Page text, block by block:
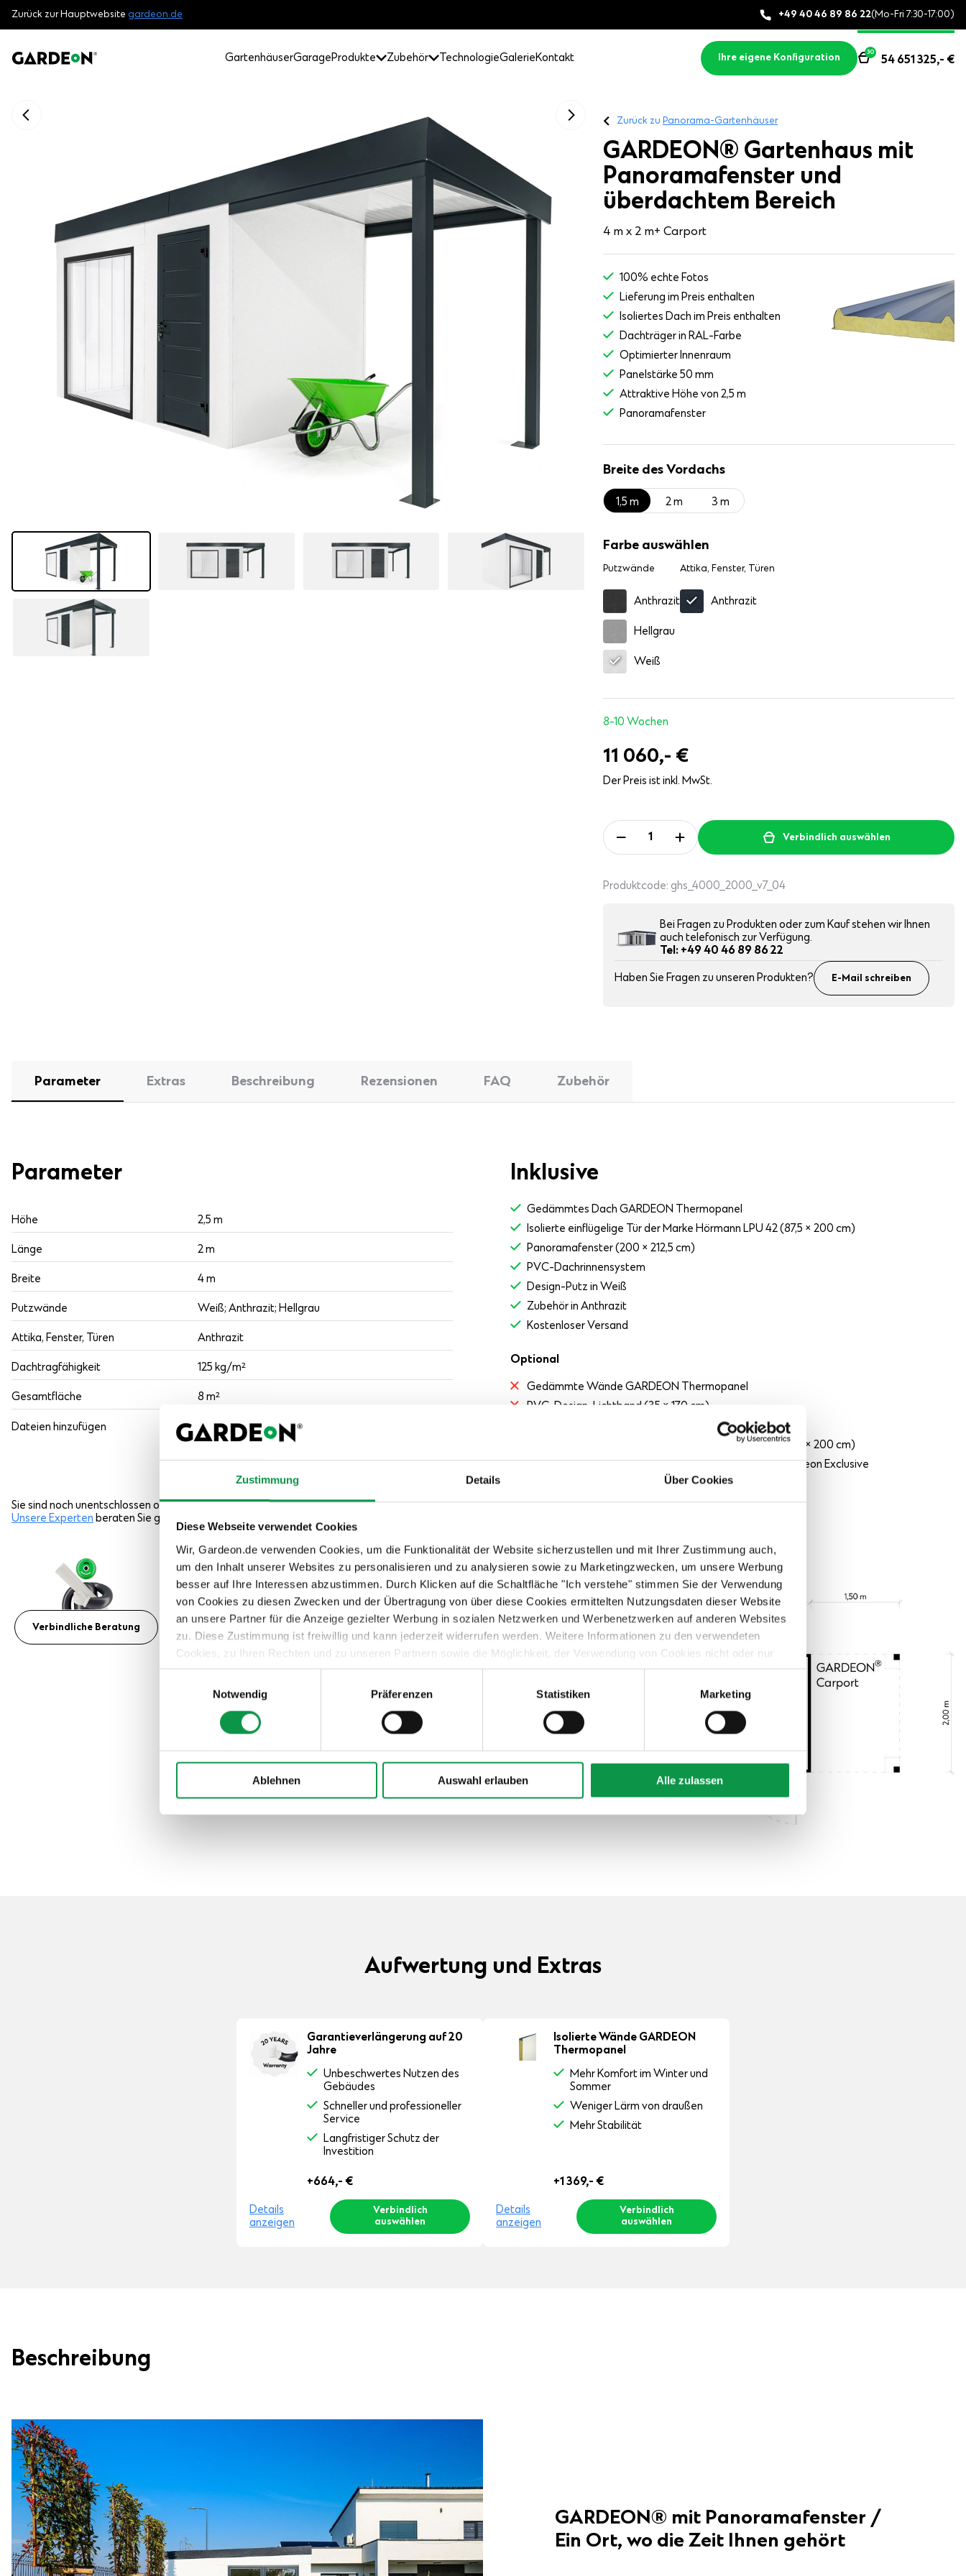
Zustimmung Details Über Cookies
Diese Webseite verwendet Cookies
Wir, Gardeon.de verwenden Cookies, um die Funktionalität der Website sicherzustellen und mit Ihrer Zustimmung auch,
um den Inhalt unserer Websites zu personalisieren und zu analysieren sowie zu Marketingzwecken, um unsere Werbung
besser auf Ihre Interessen abzustimmen. Durch Klicken auf die Schaltfläche "Ich verstehe" stimmen Sie der Verwendung
von Cookies zu diesen Zwecken und der Übertragung von über diese Cookies ermittelten Nutzungsdaten dieser Website
an unsere Partner für die Anzeige gezielter Werbung in sozialen Netzwerken und Werbenetzwerken auf anderen Websites
zu. Diese Zustimmung ist freiwillig und kann jederzeit widerrufen werden. Weitere Informationen zu den verwendeten
Cookies, zu Ihren Rechten und zu unseren Partnern sowie die Möglichkeit, der Verwendung von Cookies nicht oder nur
teilweise zuzustimmen, finden Sie unter dem Link „Detaillierte Einstellungen“.
Notwendig
Präferenzen Statistiken Marketing
Ablehnen Auswahl erlauben Alle zulassen
Zurück zur Hauptwebsite gardeon.de +49 40 46 89 86 22(Mo-Fri 7:30-17:00)
GartenhäuserGarageProdukte Zubehör TechnologieGalerieKontakt Ihre eigene Konfiguration 54 651 325,- €
30
Zurück zu Panorama-Gartenhäuser
GARDEON® Gartenhaus mit
Panoramafenster und
überdachtem Bereich
4 m x 2 m+ Carport
100% echte Fotos
Lieferung im Preis enthalten
Isoliertes Dach im Preis enthalten
Dachträger in RAL-Farbe
Optimierter Innenraum
Panelstärke 50 mm
Attraktive Höhe von 2,5 m
Panoramafenster
Breite des Vordachs
1,5 m 2 m 3 m
Farbe auswählen
Putzwände
Anthrazit
Hellgrau
Weiß
Attika, Fenster, Türen
Anthrazit
8-10 Wochen
11 060,- €
Der Preis ist inkl. MwSt.
Verbindlich auswählen
Produktcode: ghs_4000_2000_v7_04
Bei Fragen zu Produkten oder zum Kauf stehen wir Ihnen
auch telefonisch zur Verfügung.
Tel: +49 40 46 89 86 22
Haben Sie Fragen zu unseren Produkten? E-Mail schreiben
Verbindliche Beratung
Parameter Extras Beschreibung Rezensionen FAQ Zubehör
Parameter
Höhe 2,5 m
Länge 2 m
Breite 4 m
Putzwände Weiß; Anthrazit; Hellgrau
Attika, Fenster, Türen Anthrazit
Dachtragfähigkeit 125 kg/m²
Gesamtfläche 8 m²
Dateien hinzufügen
Anforderungen an den Untergrund
Sie sind noch unentschlossen oder haben besondere Wünsche?
Unsere Experten beraten Sie gerne und erstellen für Sie eine
Inklusive
Gedämmtes Dach GARDEON Thermopanel
Isolierte einflügelige Tür der Marke Hörmann LPU 42 (87,5 × 200 cm)
Panoramafenster (200 × 212,5 cm)
PVC-Dachrinnensystem
Design-Putz in Weiß
Zubehör in Anthrazit
Kostenloser Versand
Optional
Gedämmte Wände GARDEON Thermopanel
PVC-Design-Lichtband (35 × 170 cm)
Isolierte einflügelige Tür der Marke Hörmann LPU 42 (87,5 × 200 cm)
Spezielle Oberflächenbehandlung der Zubehörteile Gardeon Exclusive
Professionelle Montage durch das Gardeon-Team
Aufwertung und Extras
Garantieverlängerung auf 20
Jahre
Unbeschwertes Nutzen des
Gebäudes
Schneller und professioneller
Service
Langfristiger Schutz der
Investition
+664,- €
Details
anzeigen
Verbindlich
auswählen
Isolierte Wände GARDEON
Thermopanel
Mehr Komfort im Winter und
Sommer
Weniger Lärm von draußen
Mehr Stabilität
+1 369,- €
Details
anzeigen
Verbindlich
auswählen
Beschreibung
GARDEON® mit Panoramafenster /
Ein Ort, wo die Zeit Ihnen gehört